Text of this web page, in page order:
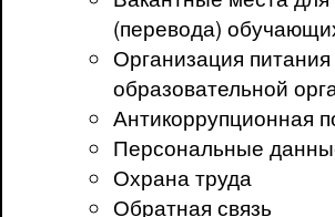
(перевода)
Организация
образовательной
Антикоррупционная
Персональные
Охрана труда
Обратная связь